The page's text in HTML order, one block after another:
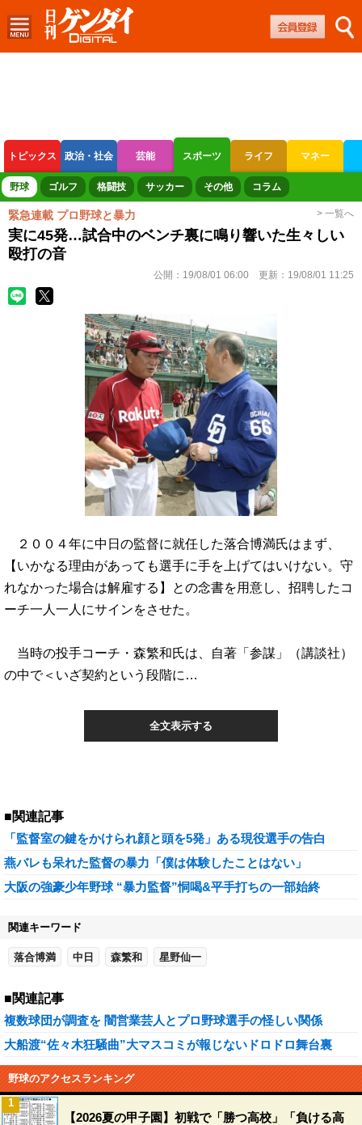
トピックス 政治・社会 芸能 スポーツ ライフ マネー
ボートレース 競輪 オートレース
野球 ゴルフ 格闘技 サッカー その他 コラム
緊急連載 プロ野球と暴力 > 一覧へ
実に45発…試合中のベンチ裏に鳴り響いた生々しい
殴打の音
公開： 19/08/01 06:00 更新： 19/08/01 11:25
２００４年に中日の監督に就任した落合博満氏はまず、
【いかなる理由があっても選手に手を上げてはいけない。守
れなかった場合は解雇する】との念書を用意し、招聘したコ
ーチ一人一人にサインをさせた。
当時の投手コーチ・森繁和氏は、自著「参謀」（講談社）
の中で＜いざ契約という段階に…
全文表示する
■関連記事
「監督室の鍵をかけられ顔と頭を5発」ある現役選手の告白
燕バレも呆れた監督の暴力「僕は体験したことはない」
大阪の強豪少年野球 “暴力監督”恫喝&平手打ちの一部始終
関連キーワード
落合博満 中日 森繁和 星野仙一
■関連記事
複数球団が調査を 闇営業芸人とプロ野球選手の怪しい関係
大船渡“佐々木狂騒曲”大マスコミが報じないドロドロ舞台裏
野球のアクセスランキング
【2026夏の甲子園】初戦で「勝つ高校」「負ける高
1